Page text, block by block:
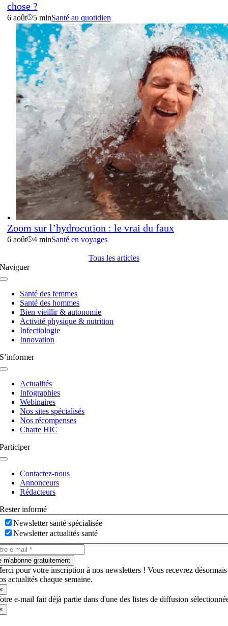
chose ?
6 août 5 minSanté au quotidien
Zoom sur l’hydrocution : le vrai du faux
6 août 4 minSanté en voyages
Tous les articles
Naviguer
Navigation
basculeSanté des femmes
Santé des hommes
Bien vieillir & autonomie
Activité physique & nutrition
Infectiologie
Innovation
S’informer
Navigation
basculeActualités
Infographies
Webinaires
Nos sites spécialisés
Nos récompenses
Charte HIC
Participer
Navigation
basculeContactez-nous
Annonceurs
Rédacteurs
Rester informé
Newsletter santé spécialisée
Newsletter actualités santé
m'abonne gratuitement
pour votre inscription à nos newsletters ! Vous recevrez désormais
actualités chaque semaine.
e-mail fait déjà partie dans d'une des listes de diffusion